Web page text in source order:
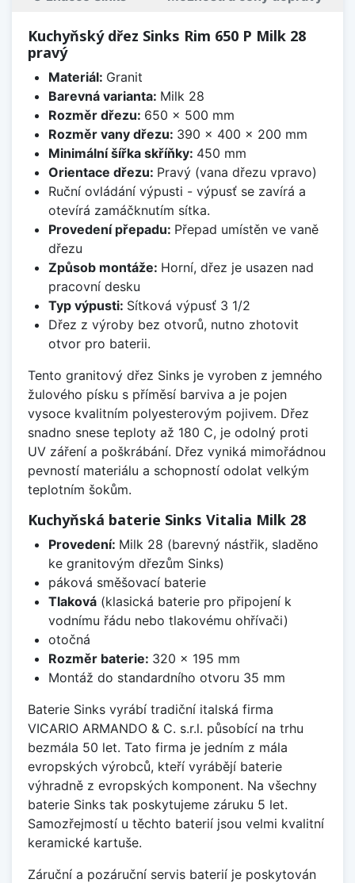
Kuchyňský dřez Sinks Rim 650 P Milk 28
pravý
Materiál: Granit
Barevná varianta: Milk 28
Rozměr dřezu: 650 x 500 mm
Rozměr vany dřezu: 390 x 400 x 200 mm
Minimální šířka skříňky: 450 mm
Orientace dřezu: Pravý (vana dřezu vpravo)
Ruční ovládání výpusti - výpusť se zavírá a
otevírá zamáčknutím sítka.
Provedení přepadu: Přepad umístěn ve vaně
dřezu
Způsob montáže: Horní, dřez je usazen nad
pracovní desku
Typ výpusti: Sítková výpusť 3 1/2
Dřez z výroby bez otvorů, nutno zhotovit
otvor pro baterii.
Tento granitový dřez Sinks je vyroben z jemného
žulového písku s příměsí barviva a je pojen
vysoce kvalitním polyesterovým pojivem. Dřez
snadno snese teploty až 180 C, je odolný proti
UV záření a poškrábání. Dřez vyniká mimořádnou
pevností materiálu a schopností odolat velkým
teplotním šokům.
Kuchyňská baterie Sinks Vitalia Milk 28
Provedení: Milk 28 (barevný nástřik, sladěno
ke granitovým dřezům Sinks)
páková směšovací baterie
Tlaková(klasická baterie pro připojení k
vodnímu řádu nebo tlakovému ohřívači)
otočná
Rozměr baterie: 320 x 195 mm
Montáž do standardního otvoru 35 mm
Baterie Sinks vyrábí tradiční italská firma
VICARIO ARMANDO & C. s.r.l. působící na trhu
bezmála 50 let. Tato firma je jedním z mála
evropských výrobců, kteří vyrábějí baterie
výhradně z evropských komponent. Na všechny
baterie Sinks tak poskytujeme záruku 5 let.
Samozřejmostí u těchto baterií jsou velmi kvalitní
keramické kartuše.
Záruční a pozáruční servis baterií je poskytován